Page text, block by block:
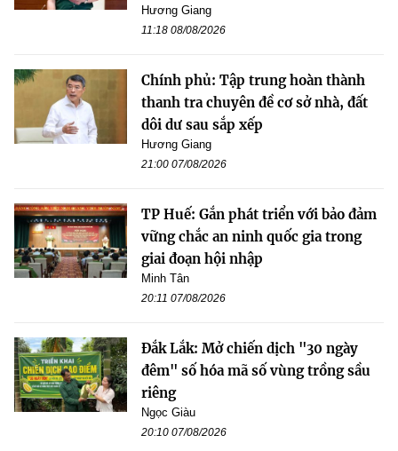
Hương Giang
11:18 08/08/2026
Chính phủ: Tập trung hoàn thành
thanh tra chuyên đề cơ sở nhà, đất
dôi dư sau sắp xếp
Hương Giang
21:00 07/08/2026
TP Huế: Gắn phát triển với bảo đảm
vững chắc an ninh quốc gia trong
giai đoạn hội nhập
Minh Tân
20:11 07/08/2026
Đắk Lắk: Mở chiến dịch "30 ngày
đêm" số hóa mã số vùng trồng sầu
riêng
Ngọc Giàu
20:10 07/08/2026